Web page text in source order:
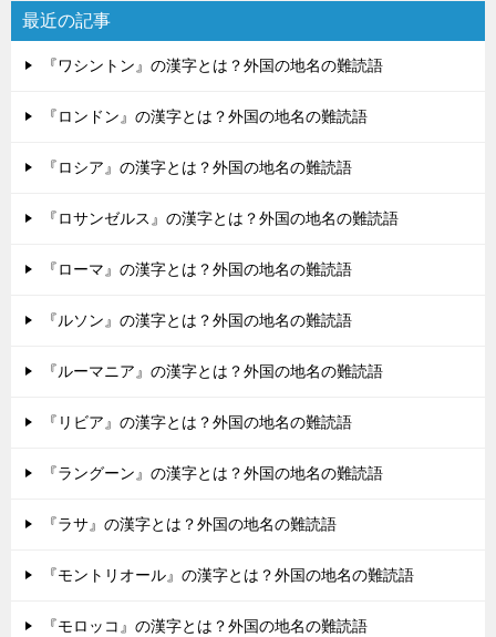
最近の記事
『ワシントン』の漢字とは？外国の地名の難読語
『ロンドン』の漢字とは？外国の地名の難読語
『ロシア』の漢字とは？外国の地名の難読語
『ロサンゼルス』の漢字とは？外国の地名の難読語
『ローマ』の漢字とは？外国の地名の難読語
『ルソン』の漢字とは？外国の地名の難読語
『ルーマニア』の漢字とは？外国の地名の難読語
『リビア』の漢字とは？外国の地名の難読語
『ラングーン』の漢字とは？外国の地名の難読語
『ラサ』の漢字とは？外国の地名の難読語
『モントリオール』の漢字とは？外国の地名の難読語
『モロッコ』の漢字とは？外国の地名の難読語